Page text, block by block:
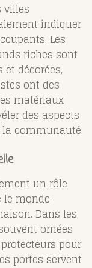
villes
indiquer
Les
riches sont
décorées,
ont des
matériaux
des aspects
communauté.
un rôle
monde
Dans les
ornées
pour
portes servent